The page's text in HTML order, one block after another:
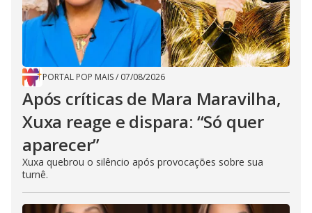
PORTAL POP MAIS/ 07/08/2026
Após críticas de Mara Maravilha,
Xuxa reage e dispara: “Só quer
aparecer”
Xuxa quebrou o silêncio após provocações sobre sua
turnê.